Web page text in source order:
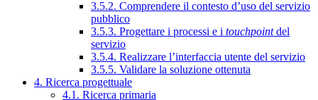
3.5.2. Comprendere il contesto d’uso del servizio
pubblico
3.5.3. Progettare i processi e i touchpointdel
servizio
3.5.4. Realizzare l’interfaccia utente del servizio
3.5.5. Validare la soluzione ottenuta
4. Ricerca progettuale
4.1. Ricerca primaria